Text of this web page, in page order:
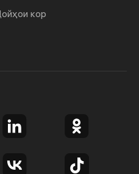
кор